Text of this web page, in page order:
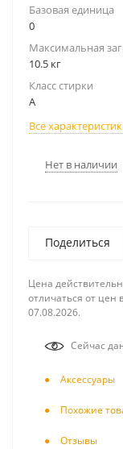
Базовая единица
0
Максимальная
10.5 кг
Класс стирки
A
Все
Нет в наличии
Поделиться
Цена
отличаться от цен
07.08.2026.
Сейчас
Аксесcуары
Похожие
Отзывы